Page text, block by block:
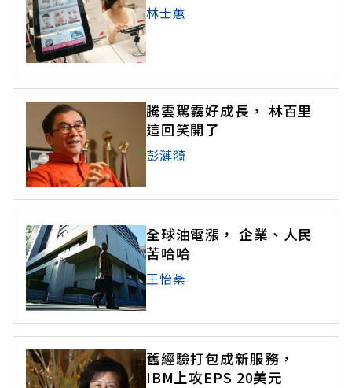
林士蕙
騰雲駕霧好成長， 林百里
這回笑開了
彭漣漪
全球油電漲， 企業、人民
苦哈哈
王怡棻
舊經驗打包成新服務，
IBM上攻EPS 20美元